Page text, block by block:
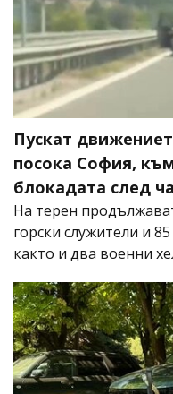
Пускат
посока София,
блокадата след
На терен
горски служители и
както и два военни